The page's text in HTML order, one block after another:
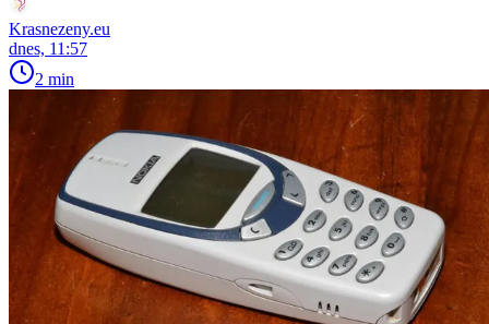
Krasnezeny.eu
dnes, 11:57
2 min